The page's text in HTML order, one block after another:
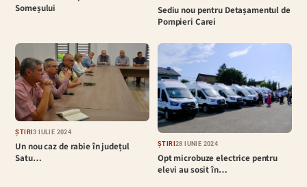
Someșului
Sediu nou pentru Detașamentul de
Pompieri Carei
ȘTIRI3 IULIE 2024
Un nou caz de rabie în județul
Satu…
ȘTIRI28 IUNIE 2024
Opt microbuze electrice pentru
elevi au sosit în…